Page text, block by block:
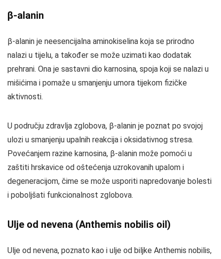
β-alanin
β-alanin je neesencijalna aminokiselina koja se prirodno
nalazi u tijelu, a također se može uzimati kao dodatak
prehrani. Ona je sastavni dio karnosina, spoja koji se nalazi u
mišićima i pomaže u smanjenju umora tijekom fizičke
aktivnosti.
U području zdravlja zglobova, β-alanin je poznat po svojoj
ulozi u smanjenju upalnih reakcija i oksidativnog stresa.
Povećanjem razine karnosina, β-alanin može pomoći u
zaštiti hrskavice od oštećenja uzrokovanih upalom i
degeneracijom, čime se može usporiti napredovanje bolesti
i poboljšati funkcionalnost zglobova.
Ulje od nevena (Anthemis nobilis oil)
Ulje od nevena, poznato kao i ulje od biljke Anthemis nobilis,